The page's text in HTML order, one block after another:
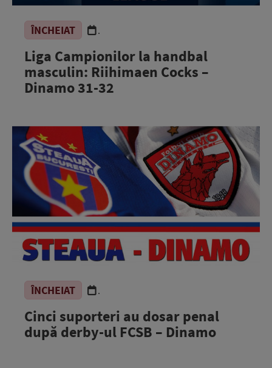
ÎNCHEIAT .
Liga Campionilor la handbal
masculin: Riihimaen Cocks –
Dinamo 31-32
ÎNCHEIAT .
Cinci suporteri au dosar penal
după derby-ul FCSB – Dinamo